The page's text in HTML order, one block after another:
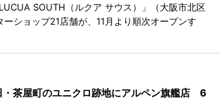
SOUTH（ルクア サウス）」（大阪市北区
ショップ21店舗が、11月より順次オープンす
・茶屋町のユニクロ跡地にアルペン旗艦店 6